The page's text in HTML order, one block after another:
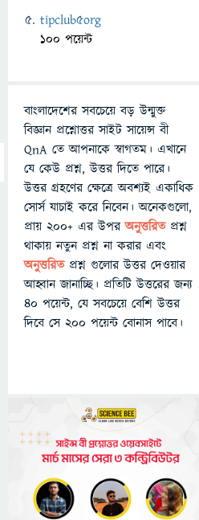
tipclub5org
100 পয়েন্ট
বাংলাদেশের সবচেয়ে বড় উন্মুক্ত
বিজ্ঞান প্রশ্নোত্তর সাইট সায়েন্স বী
QnA তে আপনাকে স্বাগতম। এখানে
যে কেউ প্রশ্ন, উত্তর দিতে পারে।
উত্তর গ্রহণের ক্ষেত্রে অবশ্যই একাধিক
সোর্স যাচাই করে নিবেন। অনেকগুলো,
প্রায় ২০০+ এর উপরঅনুত্তরিতপ্রশ্ন
থাকায় নতুন প্রশ্ন না করার এবং
অনুত্তরিত প্রশ্ন গুলোর উত্তর দেওয়ার
আহ্বান জানাচ্ছি। প্রতিটি উত্তরের জন্য
৪০ পয়েন্ট, যে সবচেয়ে বেশি উত্তর
দিবে সে ২০০ পয়েন্ট বোনাস পাবে।